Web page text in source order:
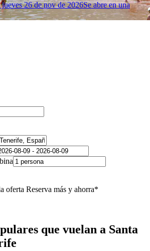
26 de nov de 2026Se abre en una
oferta Reserva más y ahorra*
que vuelan a Santa